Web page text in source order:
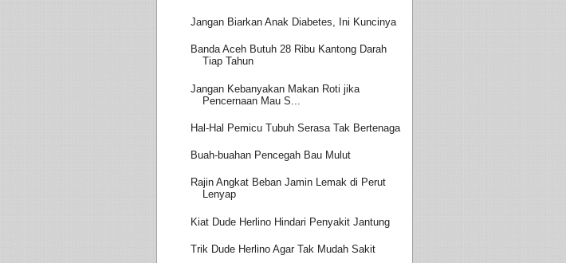
Jangan Biarkan Anak Diabetes, Ini Kuncinya
Banda Aceh Butuh 28 Ribu Kantong Darah
Tiap Tahun
Jangan Kebanyakan Makan Roti jika
Pencernaan Mau S...
Hal-Hal Pemicu Tubuh Serasa Tak Bertenaga
Buah-buahan Pencegah Bau Mulut
Rajin Angkat Beban Jamin Lemak di Perut
Lenyap
Kiat Dude Herlino Hindari Penyakit Jantung
Trik Dude Herlino Agar Tak Mudah Sakit